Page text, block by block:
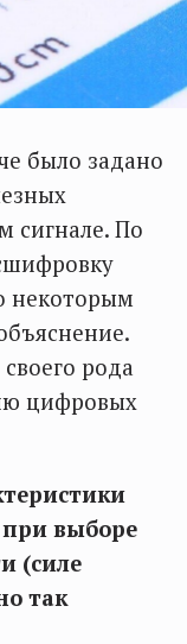
было задано
сигнале. По
некоторым
рода
цифровых
выборе
(силе
так